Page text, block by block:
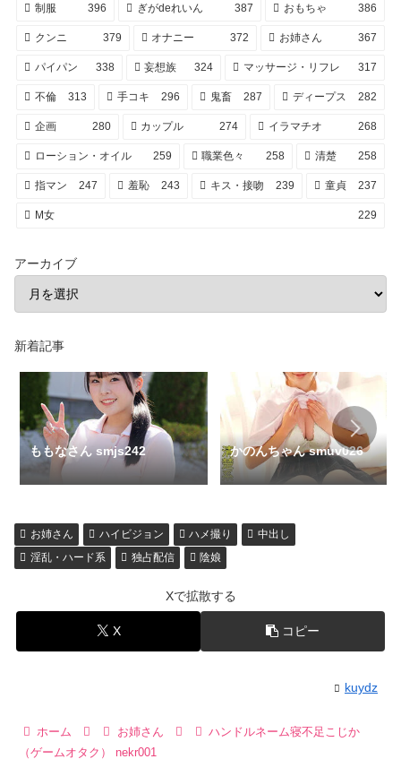
制服 396 ぎがdeれいん 387 おもちゃ 386
クンニ 379 オナニー 372 お姉さん 367
パイパン 338 妄想族 324 マッサージ・リフレ 317
不倫 313 手コキ 296 鬼畜 287 ディープス 282
企画 280 カップル 274 イラマチオ 268
ローション・オイル 259 職業色々 258 清楚 258
指マン 247 羞恥 243 キス・接吻 239 童貞 237
M女 229
アーカイブ
新着記事
ももなさん smjs242 かのんちゃん smuv026
お姉さん ハイビジョン ハメ撮り
中出し
淫乱・ハード系
独占配信 陰娘
Xで拡散する
X コピー
kuydz
ホーム お姉さん
ハンドルネーム寝不足こじか
（ゲームオタク） nekr001